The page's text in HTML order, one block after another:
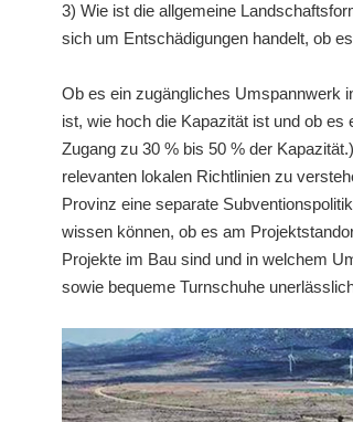
3) Wie ist die allgemeine
sich um Entschädigungen handelt, ob
Ob es ein zugängliches Umspannwerk
ist, wie hoch die Kapazität ist und ob
Zugang zu 30 % bis 50 % der
relevanten lokalen Richtlinien zu
Provinz eine separate
wissen können, ob es am
Projekte im Bau sind und in welchem
sowie bequeme Turnschuhe